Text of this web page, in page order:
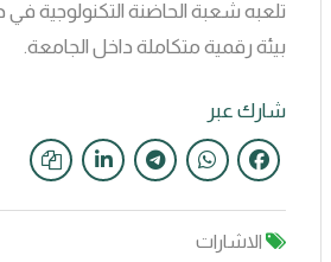
تلعبه شعبة الحاضنة التكنولوجية في
بيئة رقمية متكاملة داخل الجامعة.
شارك عبر
الاشارات